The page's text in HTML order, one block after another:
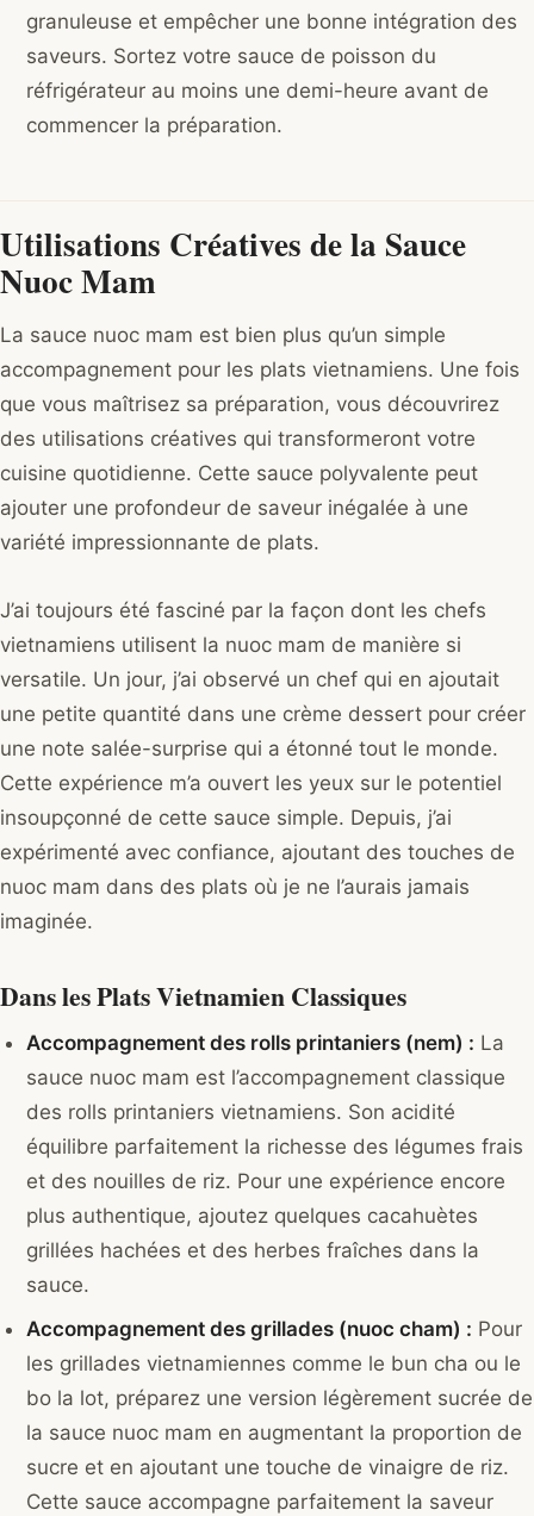
granuleuse et empêcher une bonne intégration des
saveurs. Sortez votre sauce de poisson du
réfrigérateur au moins une demi-heure avant de
commencer la préparation.
Utilisations Créatives de la Sauce
Nuoc Mam
La sauce nuoc mam est bien plus qu’un simple
accompagnement pour les plats vietnamiens. Une fois
que vous maîtrisez sa préparation, vous découvrirez
des utilisations créatives qui transformeront votre
cuisine quotidienne. Cette sauce polyvalente peut
ajouter une profondeur de saveur inégalée à une
variété impressionnante de plats.
J’ai toujours été fasciné par la façon dont les chefs
vietnamiens utilisent la nuoc mam de manière si
versatile. Un jour, j’ai observé un chef qui en ajoutait
une petite quantité dans une crème dessert pour créer
une note salée-surprise qui a étonné tout le monde.
Cette expérience m’a ouvert les yeux sur le potentiel
insoupçonné de cette sauce simple. Depuis, j’ai
expérimenté avec confiance, ajoutant des touches de
nuoc mam dans des plats où je ne l’aurais jamais
imaginée.
Dans les Plats Vietnamien Classiques
Accompagnement des rolls printaniers (nem) : La
sauce nuoc mam est l’accompagnement classique
des rolls printaniers vietnamiens. Son acidité
équilibre parfaitement la richesse des légumes frais
et des nouilles de riz. Pour une expérience encore
plus authentique, ajoutez quelques cacahuètes
grillées hachées et des herbes fraîches dans la
sauce.
Accompagnement des grillades (nuoc cham) : Pour
les grillades vietnamiennes comme le bun cha ou le
bo la lot, préparez une version légèrement sucrée de
la sauce nuoc mam en augmentant la proportion de
sucre et en ajoutant une touche de vinaigre de riz.
Cette sauce accompagne parfaitement la saveur